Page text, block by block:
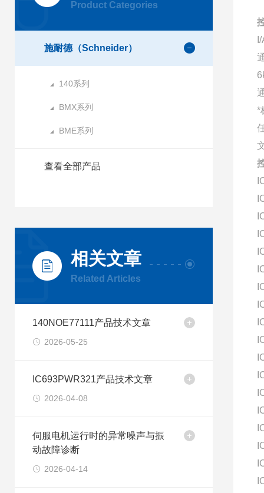
Product Categories
施耐德（Schneider）
140系列
BMX系列
BME系列
查看全部产品
相关文章
Related Articles
140NOE77111产品技术文章
2026-05-25
IC693PWR321产品技术文章
2026-04-08
伺服电机运行时的异常噪声与振
动故障诊断
2026-04-14
*